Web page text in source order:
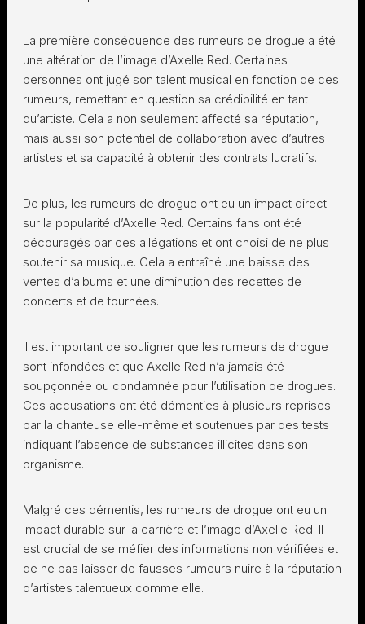
La première conséquence des rumeurs de drogue a été
une altération de l’image d’Axelle Red. Certaines
personnes ont jugé son talent musical en fonction de ces
rumeurs, remettant en question sa crédibilité en tant
qu’artiste. Cela a non seulement affecté sa réputation,
mais aussi son potentiel de collaboration avec d’autres
artistes et sa capacité à obtenir des contrats lucratifs.
De plus, les rumeurs de drogue ont eu un impact direct
sur la popularité d’Axelle Red. Certains fans ont été
découragés par ces allégations et ont choisi de ne plus
soutenir sa musique. Cela a entraîné une baisse des
ventes d’albums et une diminution des recettes de
concerts et de tournées.
Il est important de souligner que les rumeurs de drogue
sont infondées et que Axelle Red n’a jamais été
soupçonnée ou condamnée pour l’utilisation de drogues.
Ces accusations ont été démenties à plusieurs reprises
par la chanteuse elle-même et soutenues par des tests
indiquant l’absence de substances illicites dans son
organisme.
Malgré ces démentis, les rumeurs de drogue ont eu un
impact durable sur la carrière et l’image d’Axelle Red. Il
est crucial de se méfier des informations non vérifiées et
de ne pas laisser de fausses rumeurs nuire à la réputation
d’artistes talentueux comme elle.